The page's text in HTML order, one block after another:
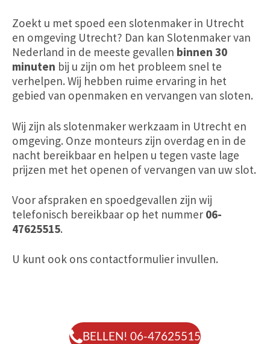
Zoekt u met spoed een slotenmaker in Utrecht
en omgeving Utrecht? Dan kan Slotenmaker van
Nederland in de meeste gevallen binnen 30
minuten bij u zijn om het probleem snel te
verhelpen. Wij hebben ruime ervaring in het
gebied van openmaken en vervangen van sloten.
Wij zijn als slotenmaker werkzaam in Utrecht en
omgeving. Onze monteurs zijn overdag en in de
nacht bereikbaar en helpen u tegen vaste lage
prijzen met het openen of vervangen van uw slot.
Voor afspraken en spoedgevallen zijn wij
telefonisch bereikbaar op het nummer 06-
47625515.
U kunt ook ons contactformulier invullen.
BELLEN! 06-47625515